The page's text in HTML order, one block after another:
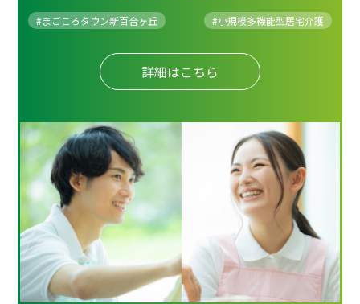
#まごころタウン新百合ヶ丘 #小規模多機能型居宅介護
詳細はこちら